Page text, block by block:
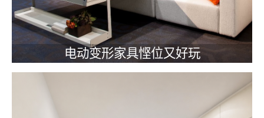
电动变形家具悭位又好玩